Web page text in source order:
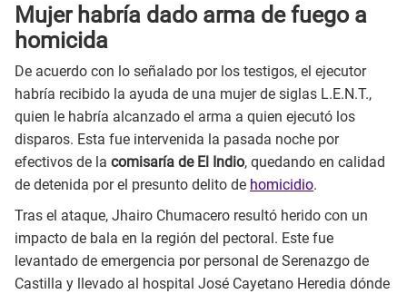
Mujer habría dado arma de fuego a
homicida
De acuerdo con lo señalado por los testigos, el ejecutor
habría recibido la ayuda de una mujer de siglas L.E.N.T.,
quien le habría alcanzado el arma a quien ejecutó los
disparos. Esta fue intervenida la pasada noche por
efectivos de la comisaría de El Indio, quedando en calidad
de detenida por el presunto delito de homicidio.
Tras el ataque, Jhairo Chumacero resultó herido con un
impacto de bala en la región del pectoral. Este fue
levantado de emergencia por personal de Serenazgo de
Castilla y llevado al hospital José Cayetano Heredia dónde